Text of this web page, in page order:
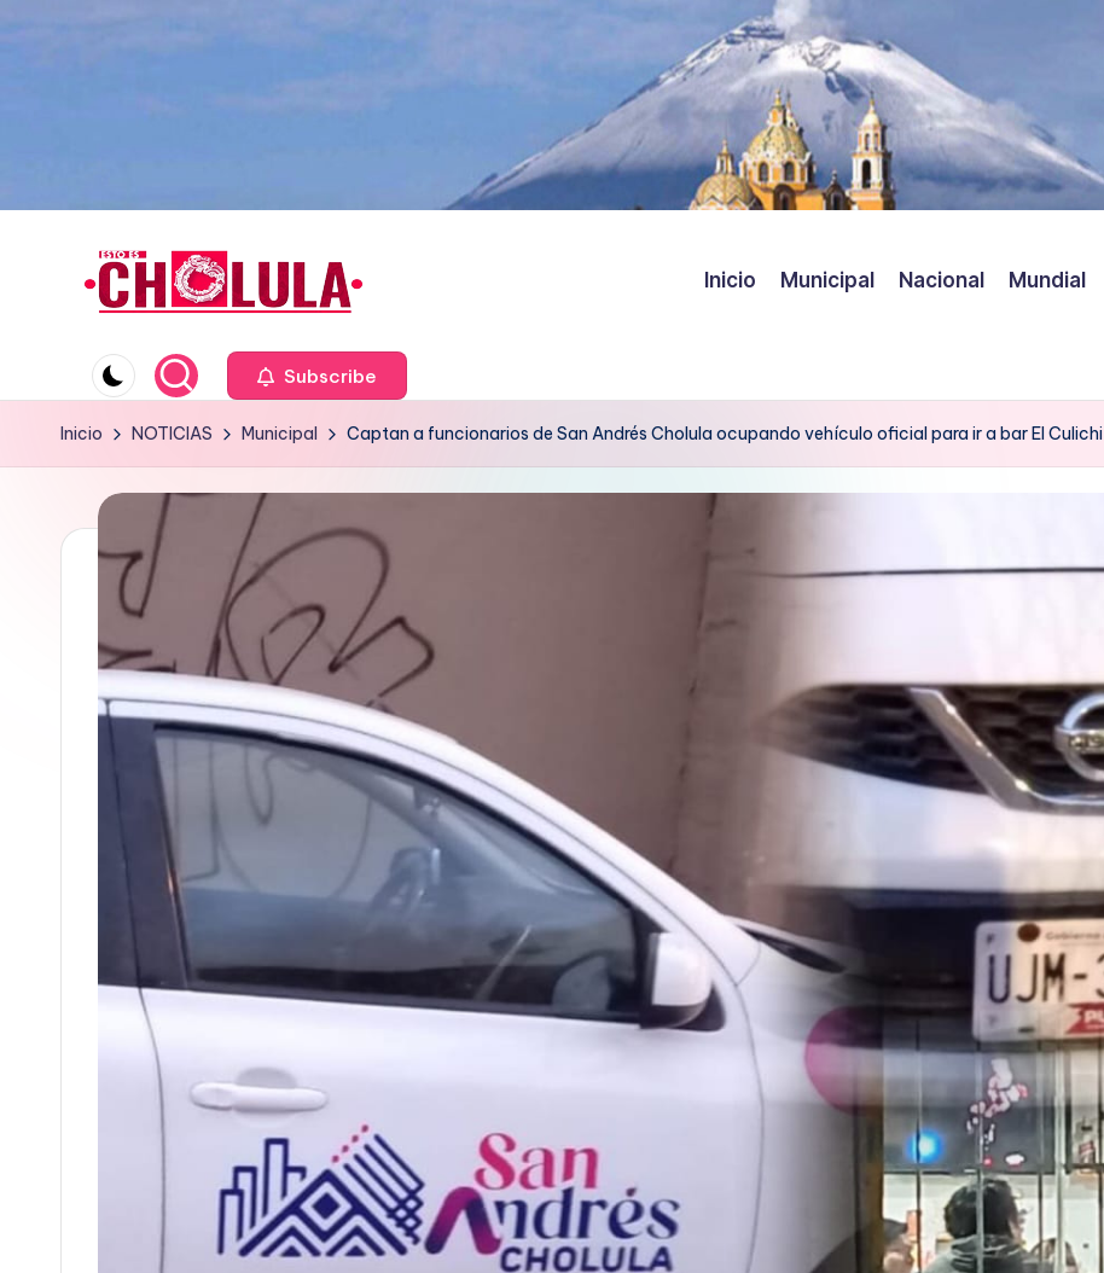
Inicio Municipal Nacional Mundial
Subscribe
Inicio NOTICIAS Municipal Captan a funcionarios de San Andrés Cholula ocupando vehículo oficial para ir a bar El Culichi